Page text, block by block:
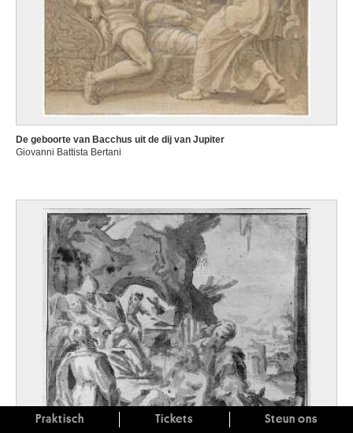
De geboorte van Bacchus uit de dij van Jupiter
Giovanni Battista Bertani
Praktisch Tickets Steun ons